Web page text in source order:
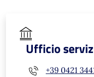
Ufficio
+39 0421